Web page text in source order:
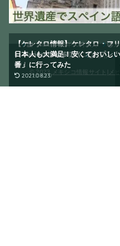
【ケレタロ情報】ケレタロ・
ki Juriquillaが6/17にオープン
け！
2022.06.30
日本人も大満足！安くておいし
番」に行ってみた
2021.08.23
【New】23年10月求人
観光
生活
© 2023 メキシコ情報サイト|メ